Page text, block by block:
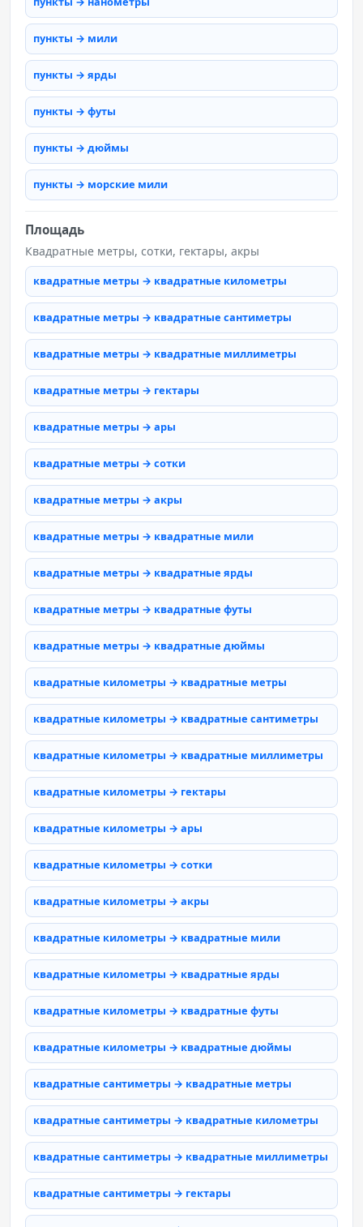
пункты → мили
пункты → ярды
пункты → футы
пункты → дюймы
пункты → морские мили
Площадь
Квадратные метры, сотки, гектары, акры
квадратные метры → квадратные километры
квадратные метры → квадратные сантиметры
квадратные метры → квадратные миллиметры
квадратные метры → гектары
квадратные метры → ары
квадратные метры → сотки
квадратные метры → акры
квадратные метры → квадратные мили
квадратные метры → квадратные ярды
квадратные метры → квадратные футы
квадратные метры → квадратные дюймы
квадратные километры → квадратные метры
квадратные километры → квадратные сантиметры
квадратные километры → квадратные миллиметры
квадратные километры → гектары
квадратные километры → ары
квадратные километры → сотки
квадратные километры → акры
квадратные километры → квадратные мили
квадратные километры → квадратные ярды
квадратные километры → квадратные футы
квадратные километры → квадратные дюймы
квадратные сантиметры → квадратные метры
квадратные сантиметры → квадратные километры
квадратные сантиметры → квадратные миллиметры
квадратные сантиметры → гектары